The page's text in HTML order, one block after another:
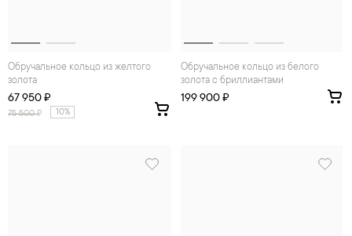
Обручальное кольцо из желтого
золота
67 950 ₽
75 500₽ 10%
Обручальное кольцо из белого
золота с бриллиантами
199 900 ₽